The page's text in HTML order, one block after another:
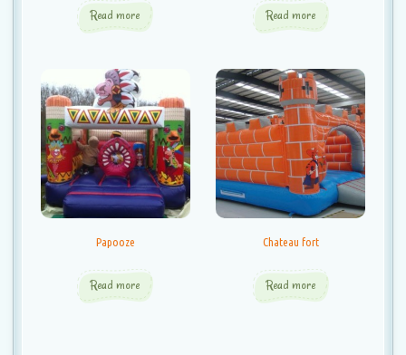
Read more Read more
Papooze
Read more
Chateau fort
Read more